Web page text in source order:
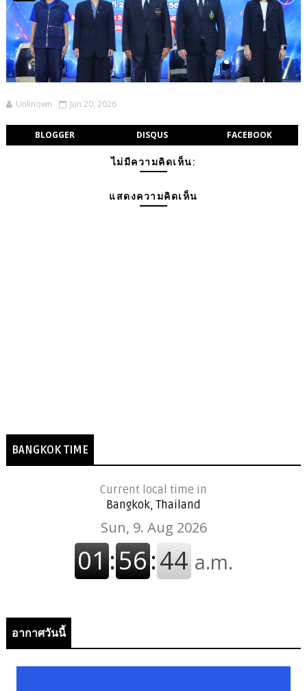
Unknown Jun 20, 2026
BLOGGER DISQUS FACEBOOK
ไม่มีความคิดเห็น:
แสดงความคิดเห็น
BANGKOK TIME
Current local time in
Bangkok, Thailand
อากาศวันนี้